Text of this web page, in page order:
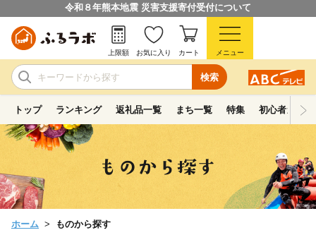
令和８年熊本地震 災害支援寄付受付について
検索
上限額 お気に入り カート メニュー
トップ ランキング 返礼品一覧 まち一覧 特集 初心者ガイド
ホーム ものから探す